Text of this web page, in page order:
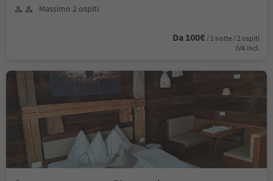
Massimo 2 ospiti
Da 100€ / 1 notte / 2 ospiti
IVA incl.